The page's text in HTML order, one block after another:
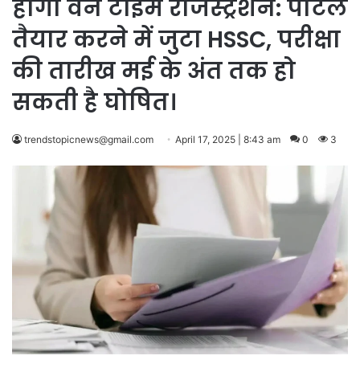
होगा वन टाइम रजिस्ट्रेशन: पोर्टल
तैयार करने में जुटा HSSC, परीक्षा
की तारीख मई के अंत तक हो
सकती है घोषित।
trendstopicnews@gmail.com April 17, 2025 | 8:43 am 0 3